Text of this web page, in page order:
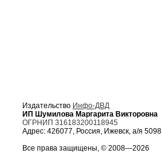
Издательство Инфо-ДВД
ИП Шумилова Маргарита Викторовна
ОГРНИП 316183200118945
Адрес: 426077, Россия, Ижевск, а/я 5098
Все права защищены, © 2008—2026